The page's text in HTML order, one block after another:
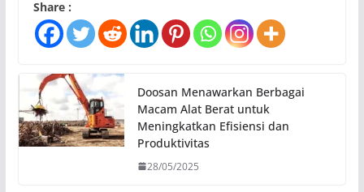
Share :
Doosan Menawarkan Berbagai
Macam Alat Berat untuk
Meningkatkan Efisiensi dan
Produktivitas
28/05/2025